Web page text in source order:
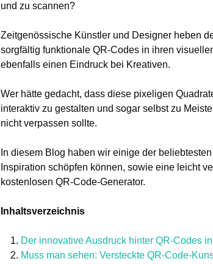
und zu scannen?
Zeitgenössische Künstler und Designer heben
sorgfältig funktionale QR-Codes in ihren
ebenfalls einen Eindruck bei Kreativen.
Wer hätte gedacht, dass diese pixeligen
interaktiv zu gestalten und sogar selbst zu
nicht verpassen sollte.
In diesem Blog haben wir einige der
Inspiration schöpfen können, sowie eine leicht
kostenlosen QR-Code-Generator.
Inhaltsverzeichnis
Der innovative Ausdruck hinter QR-Codes
Muss man sehen: Versteckte QR-Code-